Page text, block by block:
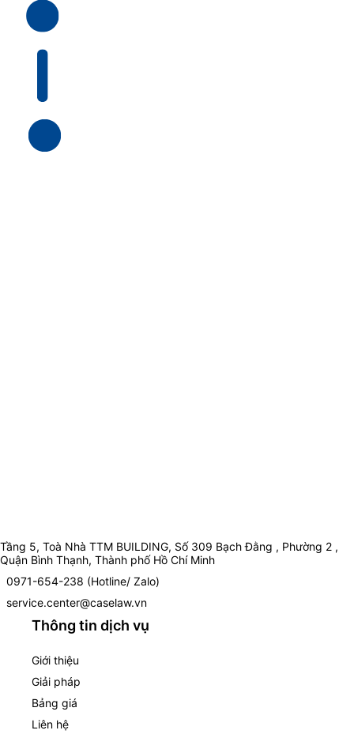
Tầng 5, Toà Nhà TTM BUILDING, Số 309 Bạch Đằng , Phường 2 ,
Quận Bình Thạnh, Thành phố Hồ Chí Minh
0971-654-238 (Hotline/ Zalo)
service.center@caselaw.vn
Thông tin dịch vụ
Giới thiệu
Giải pháp
Bảng giá
Liên hệ